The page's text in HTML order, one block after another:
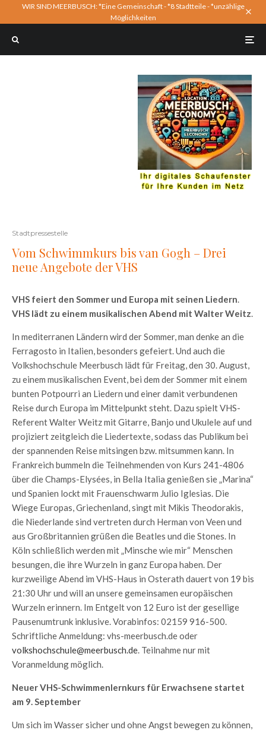
WIR SIND MEERBUSCH: *Eine Gemeinschaft - *8 Stadtteile - *unzählige
Möglichkeiten
Stadtpressestelle
Vom Schwimmkurs bis van Gogh – Drei
neue Angebote der VHS
VHS feiert den Sommer und Europa mit seinen Liedern.
VHS lädt zu einem musikalischen Abend mit Walter Weitz.
In mediterranen Ländern wird der Sommer, man denke an die
Ferragosto in Italien, besonders gefeiert. Und auch die
Volkshochschule Meerbusch lädt für Freitag, den 30. August,
zu einem musikalischen Event, bei dem der Sommer mit einem
bunten Potpourri an Liedern und einer damit verbundenen
Reise durch Europa im Mittelpunkt steht. Dazu spielt VHS-
Referent Walter Weitz mit Gitarre, Banjo und Ukulele auf und
projiziert zeitgleich die Liedertexte, sodass das Publikum bei
der spannenden Reise mitsingen bzw. mitsummen kann. In
Frankreich bummeln die Teilnehmenden von Kurs 241-4806
über die Champs-Elysées, in Bella Italia genießen sie „Marina“
und Spanien lockt mit Frauenschwarm Julio Iglesias. Die
Wiege Europas, Griechenland, singt mit Mikis Theodorakis,
die Niederlande sind vertreten durch Herman von Veen und
aus Großbritannien grüßen die Beatles und die Stones. In
Köln schließlich werden mit „Minsche wie mir“ Menschen
besungen, die ihre Wurzeln in ganz Europa haben. Der
kurzweilige Abend im VHS-Haus in Osterath dauert von 19 bis
21:30 Uhr und will an unsere gemeinsamen europäischen
Wurzeln erinnern. Im Entgelt von 12 Euro ist der gesellige
Pausenumtrunk inklusive. Vorabinfos: 02159 916-500.
Schriftliche Anmeldung: vhs-meerbusch.de oder
volkshochschule@meerbusch.de. Teilnahme nur mit
Voranmeldung möglich.
Neuer VHS-Schwimmenlernkurs für Erwachsene startet
am 9. September
Um sich im Wasser sicher und ohne Angst bewegen zu können,